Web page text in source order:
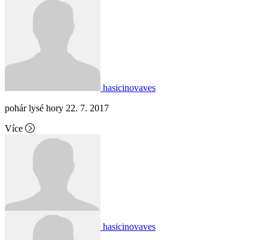
hasicinovaves
pohár lysé hory 22. 7. 2017
Více
hasicinovaves